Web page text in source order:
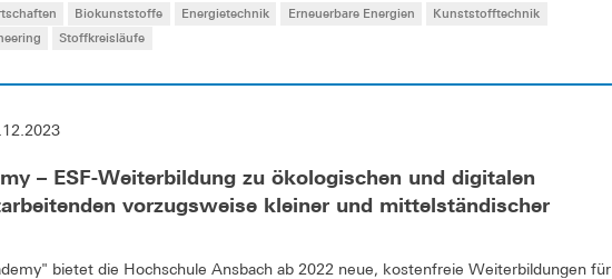
Biokunststoffe Energietechnik Erneuerbare Energien
Kunststofftechnik
Stoffkreisläufe
– ESF-Weiterbildung zu ökologischen und digitalen
vorzugsweise kleiner und mittelständischer
bietet die Hochschule Ansbach ab 2022 neue, kostenfreie Weiterbildungen für